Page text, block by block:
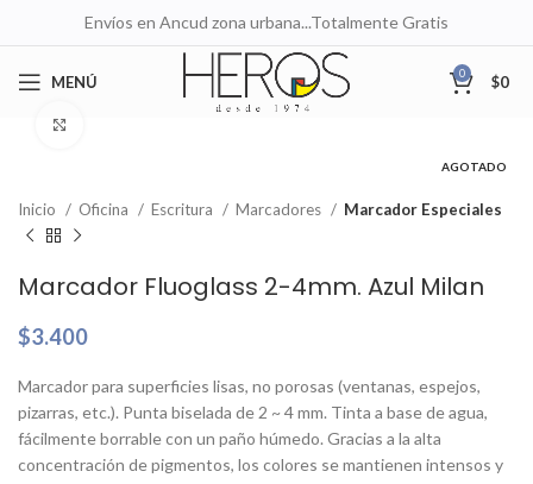
Envíos en Ancud zona urbana...Totalmente Gratis
MENÚ 0 $0
AGOTADO
Inicio Oficina Escritura Marcadores Marcador Especiales
Marcador Fluoglass 2-4mm. Azul Milan
$3.400
Marcador para superficies lisas, no porosas (ventanas, espejos,
pizarras, etc.). Punta biselada de 2 ~ 4 mm. Tinta a base de agua,
fácilmente borrable con un paño húmedo. Gracias a la alta
concentración de pigmentos, los colores se mantienen intensos y